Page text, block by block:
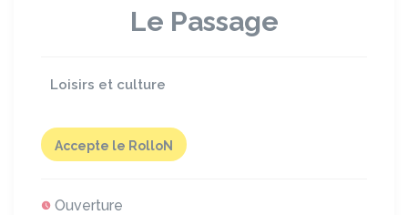
Le Passage
Loisirs et culture
Accepte le RolloN
Ouverture